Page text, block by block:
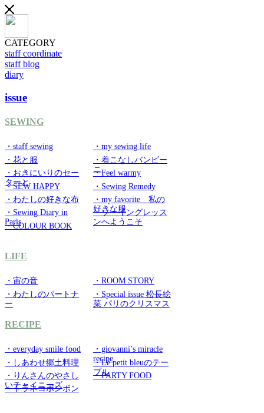
CATEGORY
staff coordinate
staff blog
diary
issue
SEWING
・staff sewing
・my sewing life
・花と服
・着こなしバンビー
ニ
・おきにいりのセー
ターと
・Feel warmy
・SEW HAPPY
・Sewing Remedy
・わたしの好きな布
・my favorite 私の
好きな服
・Sewing Diary in
Paris
・ソーイングレッス
ンへようこそ
・COLOUR BOOK
LIFE
・宙の音
・ROOM STORY
・わたしのパートナ
ー
・Special issue 松長絵
菜 パリのクリスマス
RECIPE
・everyday smile food
・giovanni’s miracle
recipe
・しあわせ郷土料理
・Le petit bleuのテー
ブル
・りんさんのやさし
いチャイニーズ
・PARTY FOOD
・トラネコボンボン